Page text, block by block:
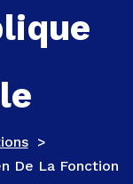
>
De La Fonction